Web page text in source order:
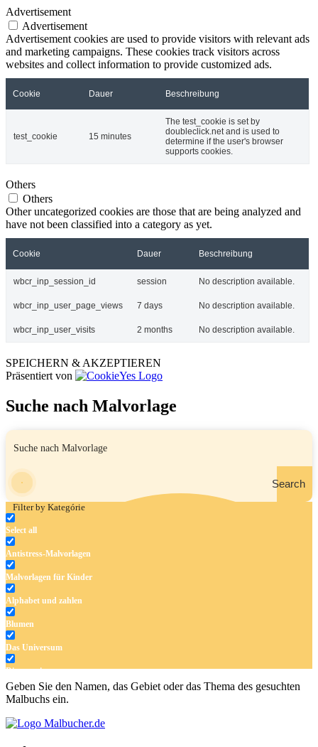
Advertisement
Advertisement
Advertisement cookies are used to provide visitors with relevant ads
and marketing campaigns. These cookies track visitors across
websites and collect information to provide customized ads.
Cookie Dauer Beschreibung
test_cookie 15 minutes
The test_cookie is set by
doubleclick.net and is used to
determine if the user's browser
supports cookies.
Others
Others
Other uncategorized cookies are those that are being analyzed and
have not been classified into a category as yet.
Cookie Dauer Beschreibung
wbcr_inp_session_id session No description available.
wbcr_inp_user_page_views 7 days No description available.
wbcr_inp_user_visits 2 months No description available.
SPEICHERN & AKZEPTIEREN
Präsentiert von
Suche nach Malvorlage
Search
Filter by Kategórie
Select all
Antistress-Malvorlagen
Malvorlagen für Kinder
Alphabet und zahlen
Blumen
Das Universum
Dinosaurier
Früchte und Gemüse
Frühling und Ostern
Geben Sie den Namen, das Gebiet oder das Thema des gesuchten
Malbuchs ein.